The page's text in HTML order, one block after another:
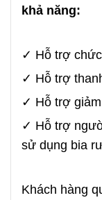
khả năng:
✓ Hỗ trợ
✓ Hỗ trợ
✓ Hỗ trợ
✓ Hỗ trợ
sử dụng bia
Khách hàng